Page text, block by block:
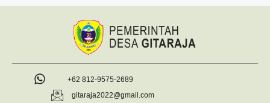
+62 812-9575-2689
gitaraja2022@gmail.com